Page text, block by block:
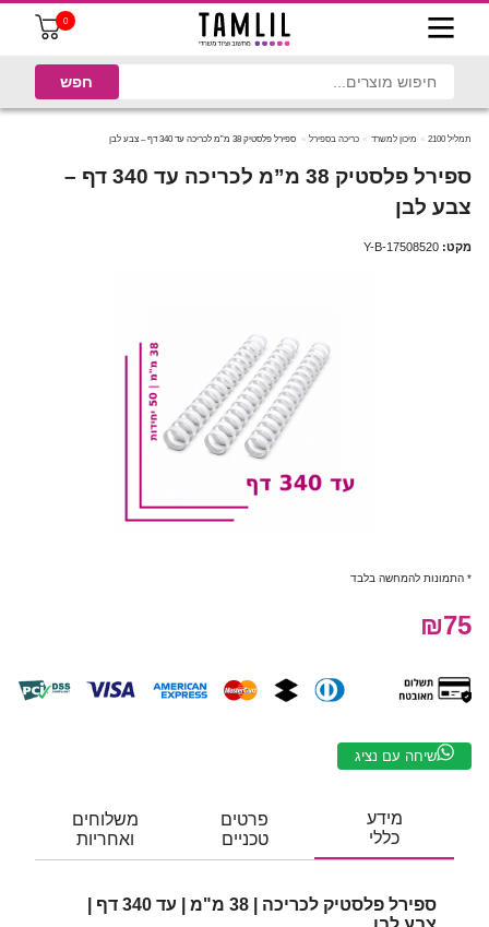
0
תמליל 2100 מיכון למשרד כריכה בספירל ספירל פלסטיק 38 מ”מ לכריכה עד 340 דף – צבע לבן
ספירל פלסטיק 38 מ”מ לכריכה עד 340 דף –
צבע לבן
מקט: Y-B-17508520
* התמונות להמחשה בלבד
₪75
שיחה עם נציג
מידע
כללי
פרטים
טכניים
משלוחים
ואחריות
ספירל פלסטיק לכריכה | 38 מ"מ | עד 340 דף |